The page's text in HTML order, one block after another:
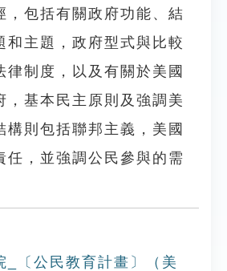
，包括有關政府功能、結
和主題，政府型式與比較
律制度，以及有關於美國
，基本民主原則及強調美
構則包括聯邦主義，美國
任，並強調公民參與的需
_〔公民教育計畫〕（美